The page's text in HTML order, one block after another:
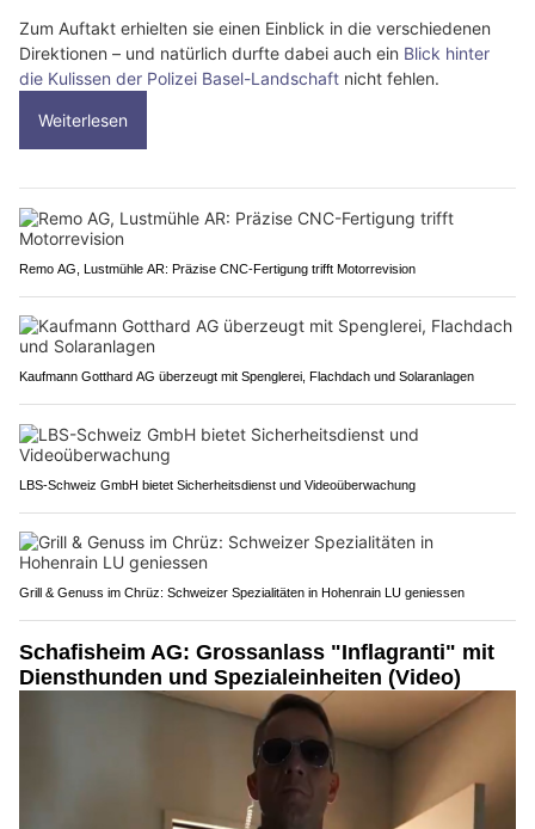
Zum Auftakt erhielten sie einen Einblick in die verschiedenen
Direktionen – und natürlich durfte dabei auch ein Blick hinter
die Kulissen der Polizei Basel-Landschaft nicht fehlen.
Weiterlesen
Remo AG, Lustmühle AR: Präzise CNC-Fertigung trifft Motorrevision
Kaufmann Gotthard AG überzeugt mit Spenglerei, Flachdach und Solaranlagen
LBS-Schweiz GmbH bietet Sicherheitsdienst und Videoüberwachung
Grill & Genuss im Chrüz: Schweizer Spezialitäten in Hohenrain LU geniessen
Schafisheim AG: Grossanlass "Inflagranti" mit
Diensthunden und Spezialeinheiten (Video)